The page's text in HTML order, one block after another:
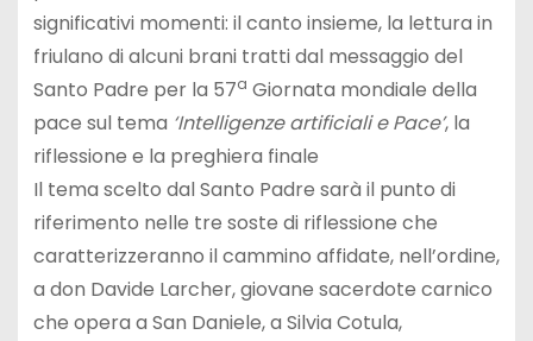
significativi momenti: il canto insieme, la lettura in
friulano di alcuni brani tratti dal messaggio del
Santo Padre per la 57a Giornata mondiale della
pace sul tema ‘Intelligenze artificiali e Pace’, la
riflessione e la preghiera finale
Il tema scelto dal Santo Padre sarà il punto di
riferimento nelle tre soste di riflessione che
caratterizzeranno il cammino affidate, nell’ordine,
a don Davide Larcher, giovane sacerdote carnico
che opera a San Daniele, a Silvia Cotula,